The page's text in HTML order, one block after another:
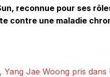
reconnue pour ses
contre une maladie
Jae Woong pris